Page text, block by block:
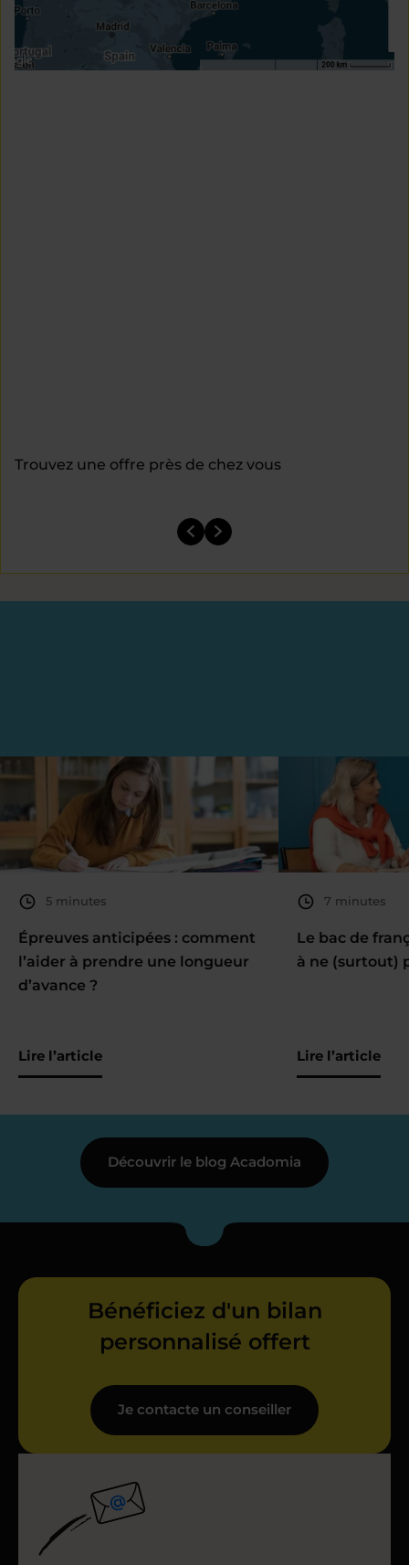
Trouvez une offre près de chez vous
5 minutes
Épreuves anticipées : comment
l’aider à prendre une longueur
d’avance ?
Lire l’article
7 minutes
Le bac de
à ne (surtout)
Lire l’article
Découvrir le blog Acadomia
Bénéficiez d'un bilan
personnalisé offert
Je contacte un conseiller